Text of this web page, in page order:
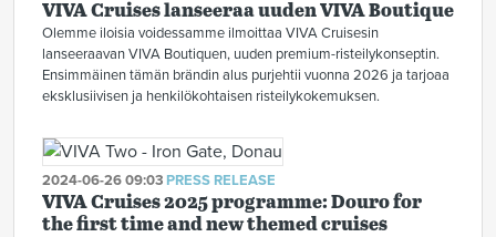
VIVA Cruises lanseeraa uuden VIVA Boutique
Olemme iloisia voidessamme ilmoittaa VIVA Cruisesin
lanseeraavan VIVA Boutiquen, uuden premium-risteilykonseptin.
Ensimmäinen tämän brändin alus purjehtii vuonna 2026 ja tarjoaa
eksklusiivisen ja henkilökohtaisen risteilykokemuksen.
2024-06-26 09:03 PRESS RELEASE
VIVA Cruises 2025 programme: Douro for
the first time and new themed cruises